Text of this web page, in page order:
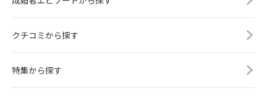
クチコミから探す
特集から探す